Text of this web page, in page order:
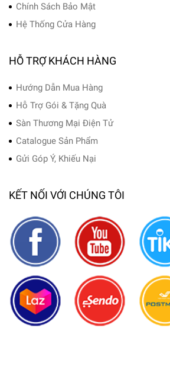
Chính Sách Bảo Mật
Hệ Thống Cửa Hàng
HỖ TRỢ KHÁCH HÀNG
Hướng Dẫn Mua Hàng
Hỗ Trợ Gói & Tặng Quà
Sàn Thương Mại Điện Tử
Catalogue Sản Phẩm
Gửi Góp Ý, Khiếu Nại
KẾT NỐI VỚI CHÚNG TÔI